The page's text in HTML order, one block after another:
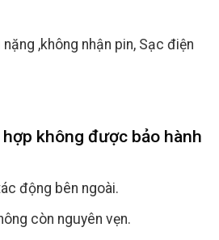
,không nhận pin, Sạc điện
không được bảo hành
động bên ngoài.
còn nguyên vẹn.